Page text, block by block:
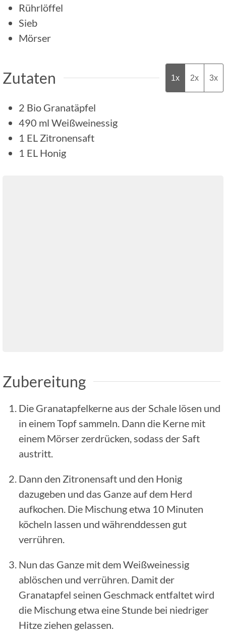
Rührlöffel
Sieb
Mörser
Zutaten 1x 2x 3x
2 Bio Granatäpfel
490 ml Weißweinessig
1 EL Zitronensaft
1 EL Honig
Zubereitung
Die Granatapfelkerne aus der Schale lösen und
in einem Topf sammeln. Dann die Kerne mit
einem Mörser zerdrücken, sodass der Saft
austritt.
Dann den Zitronensaft und den Honig
dazugeben und das Ganze auf dem Herd
aufkochen. Die Mischung etwa 10 Minuten
köcheln lassen und währenddessen gut
verrühren.
Nun das Ganze mit dem Weißweinessig
ablöschen und verrühren. Damit der
Granatapfel seinen Geschmack entfaltet wird
die Mischung etwa eine Stunde bei niedriger
Hitze ziehen gelassen.